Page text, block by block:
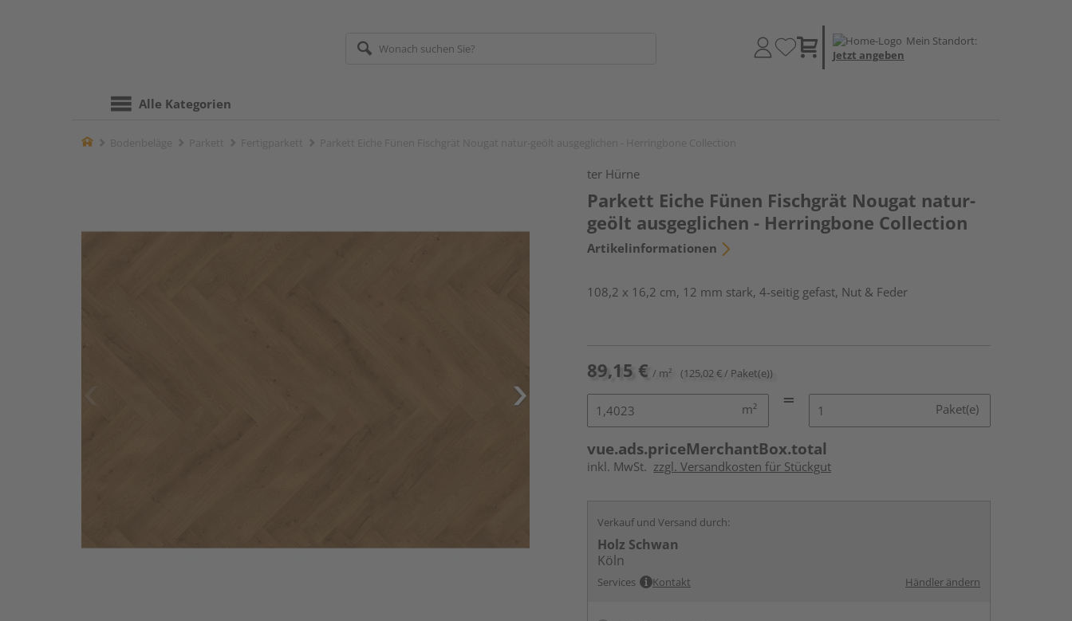
Mein Standort:
Jetzt angeben
Alle Kategorien
Home
ter Hürne
Parkett Eiche Fünen Fischgrät Nougat natur-
geölt ausgeglichen - Herringbone Collection
Artikelinformationen
108,2 x 16,2 cm, 12 mm stark, 4-seitig gefast, Nut & Feder
89,15 € / m² (125,02 € / Paket(e))
m² Paket(e)
vue.ads.priceMerchantBox.total
inkl. MwSt. zzgl. Versandkosten für Stückgut
Verkauf und Versand durch:
Holz Schwan
Köln
Services Kontakt Händler ändern